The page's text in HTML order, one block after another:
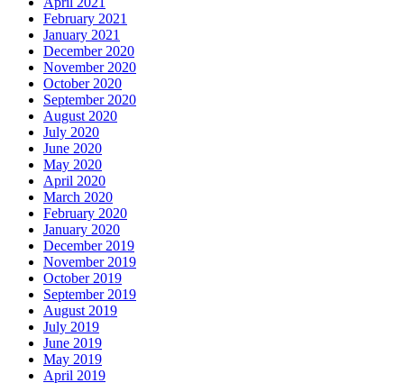
February 2021
January 2021
December 2020
November 2020
October 2020
September 2020
August 2020
July 2020
June 2020
May 2020
April 2020
March 2020
February 2020
January 2020
December 2019
November 2019
October 2019
September 2019
August 2019
July 2019
June 2019
May 2019
April 2019